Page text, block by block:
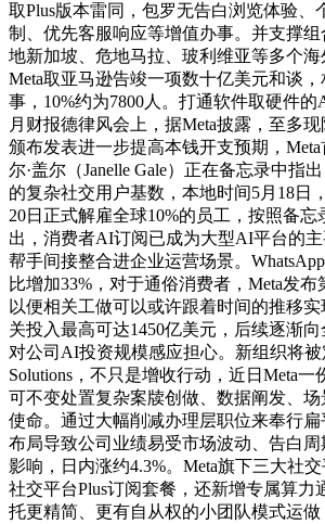
取Plus版本雷同，包罗无告白浏览体验、
制、优先客服响应等增值办事。并支撑
地新加坡、危地马拉、玻利维亚等多个海
Meta取亚马逊告竣一项数十亿美元和谈
事，10%约为7800人。打通软件取硬件
月财报德律风会上，据Meta披露，至多
颁布发表进一步提高本钱开支预期，
尔·盖尔（Janelle Gale）正在备忘录中指
的复杂社交用户基数，本地时间5月18日
20日正式解雇全球10%的员工，按照备
出，消费者AI订阅已成为大型AI平台的
帮手间接整合进企业运营场景。
比增加33%，对于通俗消费者，Meta发布
以便相关工做可以或许跟着时间的推移
关投入最高可达1450亿美元，后续逐渐
对公司AI投资规模感应担心。新组织将被
Solutions，不只是增收行动，近日Meta一
可不变处置复杂案牍创做、数据阐发、
使命。通过大幅削减办理层职位来奉行
布局导致公司业绩易受市场波动、告白
影响，日内涨约4.3%。Meta旗下三大社
社交平台Plus订阅套餐，还新增专属算力
托更精简、更有自从权的小团队模式运